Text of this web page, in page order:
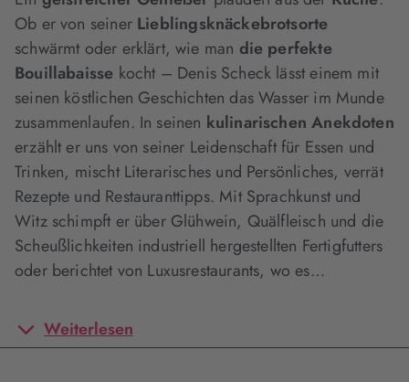
Ob er von seinerLieblingsknäckebrotsorte
schwärmt oder erklärt, wie man die perfekte
Bouillabaisse kocht – Denis Scheck lässt einem mit
seinen köstlichen Geschichten das Wasser im Munde
zusammenlaufen. In seinen kulinarischen Anekdoten
erzählt er uns von seiner Leidenschaft für Essen und
Trinken, mischt Literarisches und Persönliches, verrät
Rezepte und Restauranttipps. Mit Sprachkunst und
Witz schimpft er über Glühwein, Quälfleisch und die
Scheußlichkeiten industriell hergestellten Fertigfutters
oder berichtet von Luxusrestaurants, wo es…
Weiterlesen